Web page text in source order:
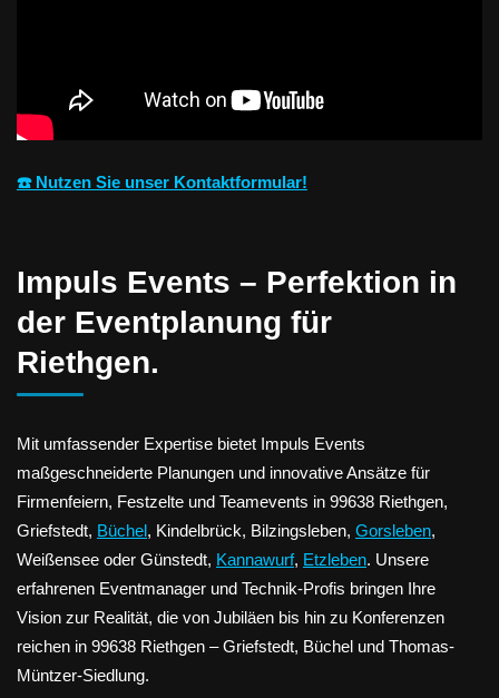
☎️ Nutzen Sie unser Kontaktformular!
Impuls Events – Perfektion in
der Eventplanung für
Riethgen.
Mit umfassender Expertise bietet Impuls Events
maßgeschneiderte Planungen und innovative Ansätze für
Firmenfeiern, Festzelte und Teamevents in 99638 Riethgen,
Griefstedt, Büchel, Kindelbrück, Bilzingsleben, Gorsleben,
Weißensee oder Günstedt, Kannawurf, Etzleben. Unsere
erfahrenen Eventmanager und Technik-Profis bringen Ihre
Vision zur Realität, die von Jubiläen bis hin zu Konferenzen
reichen in 99638 Riethgen – Griefstedt, Büchel und Thomas-
Müntzer-Siedlung.